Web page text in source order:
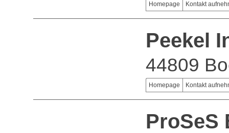
Homepage Kontakt
Peekel
44809
Homepage Kontakt
ProSeS